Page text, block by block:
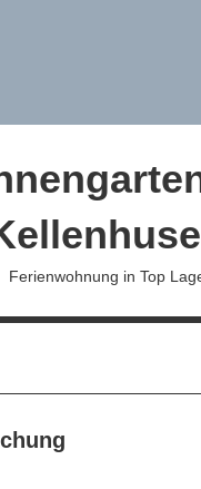
Ferienwohnung in Top